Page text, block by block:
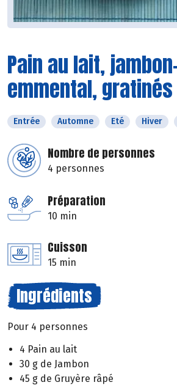
Pain au lait,
emmental,
Entrée Automne Eté Hiver
Nombre de personnes
4 personnes
Préparation
10 min
Cuisson
15 min
Ingrédients
Pour 4 personnes
4 Pain au lait
30 g de Jambon
45 g de Gruyère râpé